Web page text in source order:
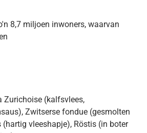
8,7 miljoen inwoners, waarvan
Zurichoise (kalfsvlees,
Zwitserse fondue (gesmolten
(hartig vleeshapje), Röstis (in boter